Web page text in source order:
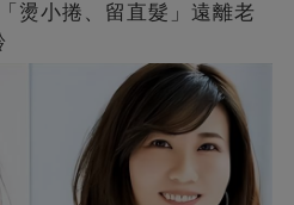
燙小捲、留直髮」遠離老